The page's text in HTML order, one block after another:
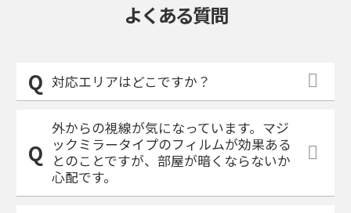
よくある質問
対応エリアはどこですか？
外からの視線が気になっています。マジ
ックミラータイプのフィルムが効果ある
とのことですが、部屋が暗くならないか
心配です。